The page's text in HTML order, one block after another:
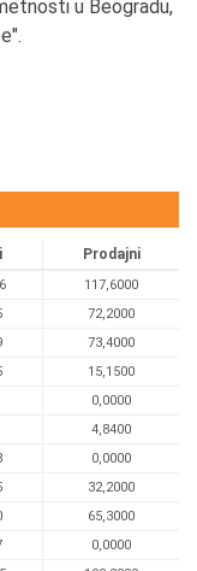
u Beogradu,
Prodajni
117,6000
72,2000
73,4000
15,1500
0,0000
4,8400
0,0000
32,2000
65,3000
0,0000